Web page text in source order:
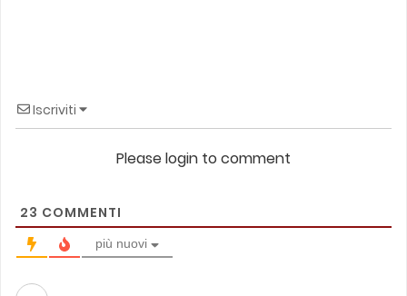
Iscriviti
Please login to comment
23 COMMENTI
più nuovi